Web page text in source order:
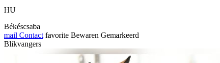
HU
Békéscsaba
mail Contact favorite Bewaren Gemarkeerd
Blikvangers